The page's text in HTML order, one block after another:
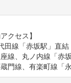
クセス】
田線「赤坂駅」直結
線、丸ノ内線「赤
門線、有楽町線「